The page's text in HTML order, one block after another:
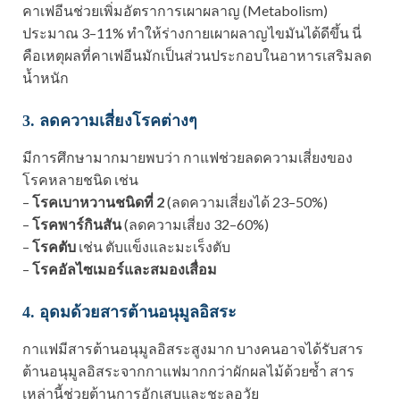
คาเฟอีนช่วยเพิ่มอัตราการเผาผลาญ (Metabolism)
ประมาณ 3–11% ทำให้ร่างกายเผาผลาญไขมันได้ดีขึ้น นี่
คือเหตุผลที่คาเฟอีนมักเป็นส่วนประกอบในอาหารเสริมลด
น้ำหนัก
3. ลดความเสี่ยงโรคต่างๆ
มีการศึกษามากมายพบว่า กาแฟช่วยลดความเสี่ยงของ
โรคหลายชนิด เช่น
– โรคเบาหวานชนิดที่ 2(ลดความเสี่ยงได้ 23–50%)
– โรคพาร์กินสัน(ลดความเสี่ยง 32–60%)
– โรคตับ เช่น ตับแข็งและมะเร็งตับ
– โรคอัลไซเมอร์และสมองเสื่อม
4. อุดมด้วยสารต้านอนุมูลอิสระ
กาแฟมีสารต้านอนุมูลอิสระสูงมาก บางคนอาจได้รับสาร
ต้านอนุมูลอิสระจากกาแฟมากกว่าผักผลไม้ด้วยซ้ำ สาร
เหล่านี้ช่วยต้านการอักเสบและชะลอวัย